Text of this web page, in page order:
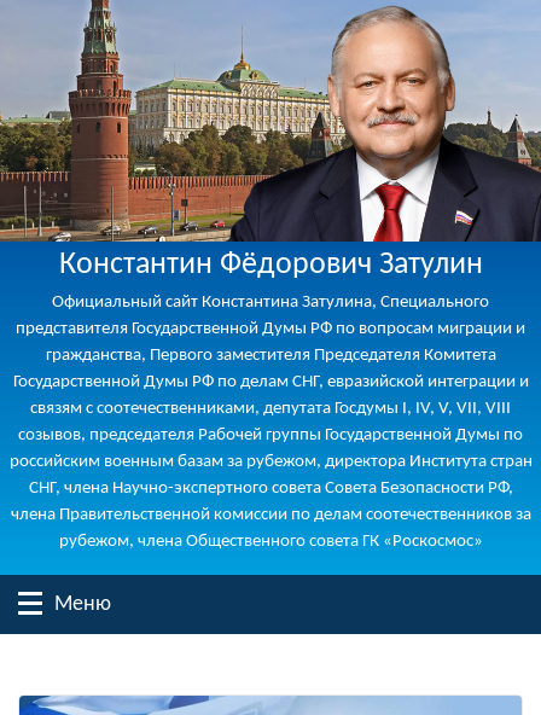
Константин Фёдорович Затулин
Официальный сайт Константина Затулина, Специального
представителя Государственной Думы РФ по вопросам миграции и
гражданства, Первого заместителя Председателя Комитета
Государственной Думы РФ по делам СНГ, евразийской интеграции и
связям с соотечественниками, депутата Госдумы I, IV, V, VII, VIII
созывов, председателя Рабочей группы Государственной Думы по
российским военным базам за рубежом, директора Института стран
СНГ, члена Научно-экспертного совета Совета Безопасности РФ,
члена Правительственной комиссии по делам соотечественников за
рубежом, члена Общественного совета ГК «Роскосмос»
Меню